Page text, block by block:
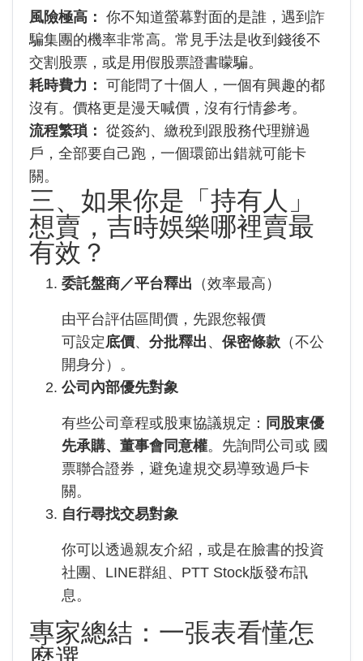
風險極高： 你不知道螢幕對面的是誰，遇到詐
騙集團的機率非常高。常見手法是收到錢後不
交割股票，或是用假股票證書矇騙。
耗時費力： 可能問了十個人，一個有興趣的都
沒有。價格更是漫天喊價，沒有行情參考。
流程繁瑣： 從簽約、繳稅到跟股務代理辦過
戶，全部要自己跑，一個環節出錯就可能卡
關。
三、如果你是「持有人」
想賣，吉時娛樂哪裡賣最
有效？
委託盤商／平台釋出 （效率最高）
由平台評估區間價，先跟您報價
可設定底價、 分批釋出 、 保密條款 （不公
開身分）。
公司內部優先對象
有些公司章程或股東協議規定： 同股東優
先承購、董事會同意權。先詢問公司或 國
票聯合證券，避免違規交易導致過戶卡
關。
自行尋找交易對象
你可以透過親友介紹，或是在臉書的投資
社團、LINE群組、PTT Stock版發布訊
息。
專家總結：一張表看懂怎